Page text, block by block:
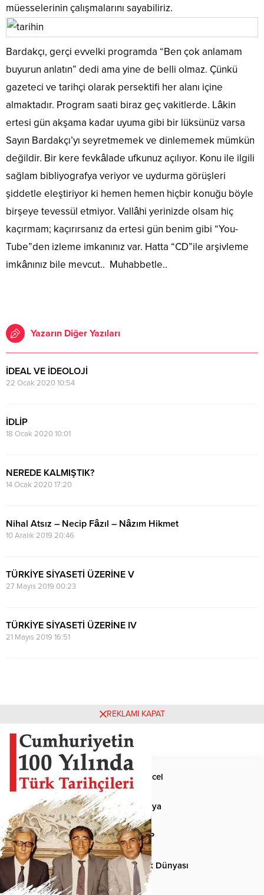
müesselerinin çalışmalarını sayabiliriz.
Bardakçı, gerçi evvelki programda “Ben çok anlamam
buyurun anlatın” dedi ama yine de belli olmaz. Çünkü
gazeteci ve tarihçi olarak persektifi her alanı içine
almaktadır. Program saati biraz geç vakitlerde. Lâkin
ertesi gün akşama kadar uyuma gibi bir lüksünüz varsa
Sayın Bardakçı’yı seyretmemek ve dinlememek mümkün
değildir. Bir kere fevkâlade ufkunuz açılıyor. Konu ile ilgili
sağlam bibliyografya veriyor ve uydurma görüşleri
şiddetle eleştiriyor ki hemen hemen hiçbir konuğu böyle
birşeye tevessül etmiyor. Vallâhi yerinizde olsam hiç
kaçırmam; kaçırırsanız da ertesi gün benim gibi “You-
Tube”den izleme imkanınız var. Hatta “CD”ile arşivleme
imkânınız bile mevcut.. Muhabbetle..
Yazarın Diğer Yazıları
İDEAL VE İDEOLOJİ
22 Ocak 2020 10:54
İDLİP
18 Ocak 2020 10:01
NEREDE KALMIŞTIK?
14 Ocak 2020 17:20
Nihal Atsız – Necip Fâzıl – Nâzım Hikmet
10 Aralık 2019 20:46
TÜRKİYE SİYASETİ ÜZERİNE V
27 Mayıs 2019 00:23
TÜRKİYE SİYASETİ ÜZERİNE IV
21 Mayıs 2019 16:51
Anasayfa Güncel
Siyaset Dünya
Spor MHP
Kültür-Sanat Türk Dünyası
REKLAMI KAPAT